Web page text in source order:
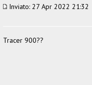
Inviato: 27 Apr 2022 21:32
Tracer 900??